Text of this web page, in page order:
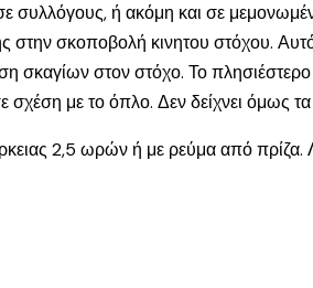
συλλόγους, ή ακόμη και σε
στην σκοποβολή κινητου στόχου.
σκαγίων στον στόχο. Το
με το όπλο. Δεν δείχνει όμως
2,5 ωρών ή με ρεύμα από πρίζα.